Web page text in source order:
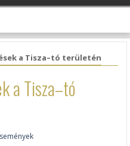
a Tisza–tó területén
a Tisza–tó